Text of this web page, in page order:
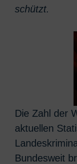
schützt.
Die Zahl der
aktuellen
Bundesweit